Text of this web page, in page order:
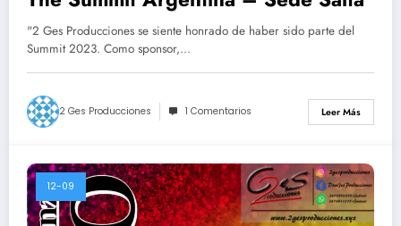
"2 Ges Producciones se siente honrado de haber sido parte del
Summit 2023. Como sponsor,…
2 Ges Producciones 1 Comentarios Leer Más
12-09